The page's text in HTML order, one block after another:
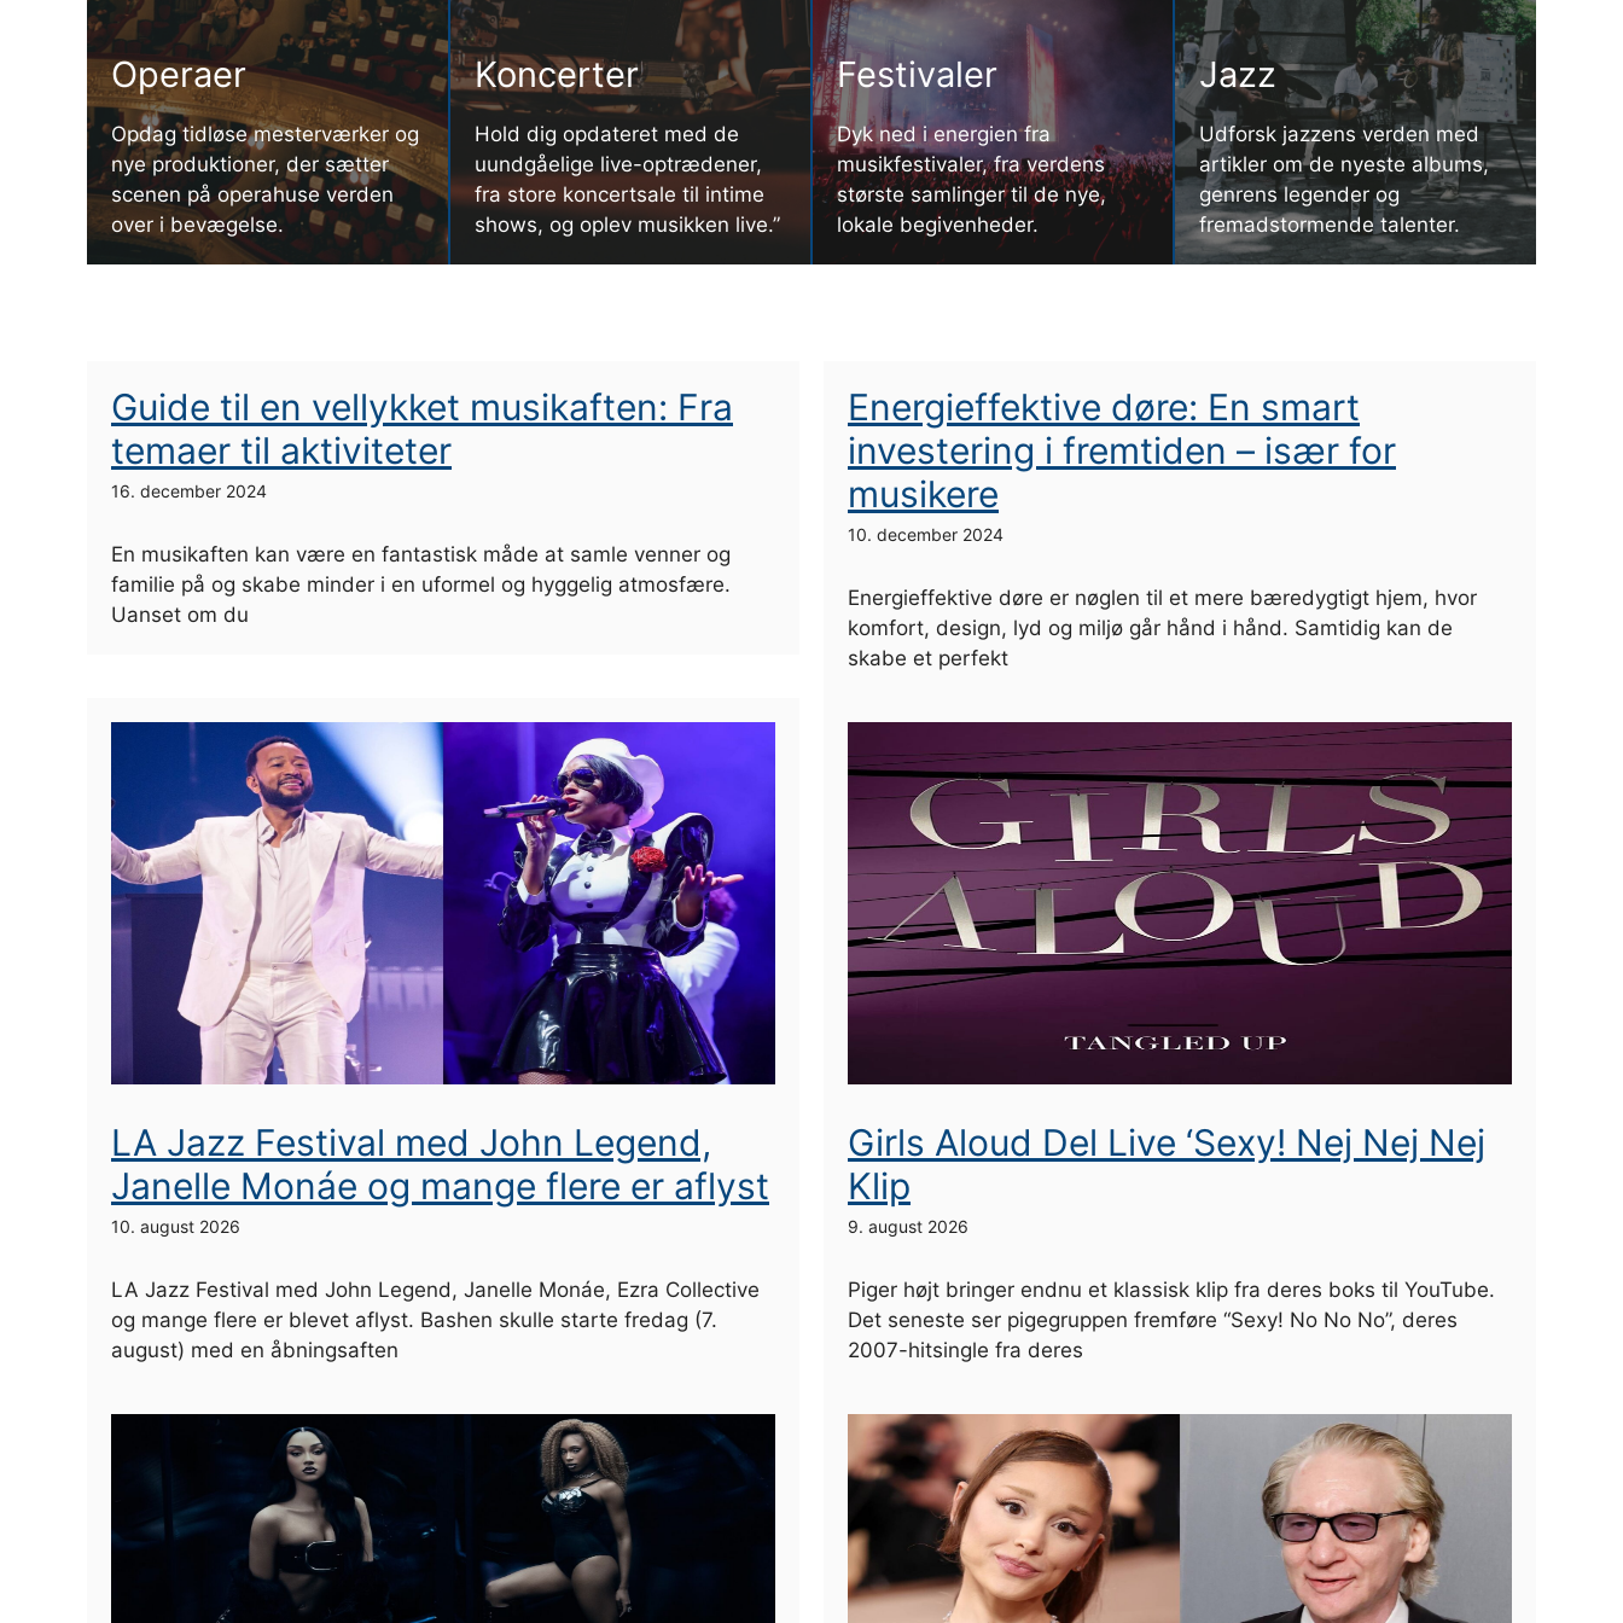
Operaer
Opdag tidløse mesterværker og
nye produktioner, der sætter
scenen på operahuse verden
over i bevægelse.
Koncerter
Hold dig opdateret med de
uundgåelige live-optrædener,
fra store koncertsale til intime
shows, og oplev musikken live.”
Festivaler
Dyk ned i energien fra
musikfestivaler, fra verdens
største samlinger til de nye,
lokale begivenheder.
Jazz
Udforsk jazzens verden med
artikler om de nyeste albums,
genrens legender og
fremadstormende talenter.
Guide til en vellykket musikaften: Fra
temaer til aktiviteter
16. december 2024
En musikaften kan være en fantastisk måde at samle venner og
familie på og skabe minder i en uformel og hyggelig atmosfære.
Uanset om du
Energieffektive døre: En smart
investering i fremtiden – især for
musikere
10. december 2024
Energieffektive døre er nøglen til et mere bæredygtigt hjem, hvor
komfort, design, lyd og miljø går hånd i hånd. Samtidig kan de
skabe et perfekt
LA Jazz Festival med John Legend,
Janelle Monáe og mange flere er aflyst
10. august 2026
LA Jazz Festival med John Legend, Janelle Monáe, Ezra Collective
og mange flere er blevet aflyst. Bashen skulle starte fredag ​​(7.
august) med en åbningsaften
Girls Aloud Del Live ‘Sexy! Nej Nej Nej
Klip
9. august 2026
Piger højt bringer endnu et klassisk klip fra deres boks til YouTube.
Det seneste ser pigegruppen fremføre “Sexy! No No No”, deres
2007-hitsingle fra deres